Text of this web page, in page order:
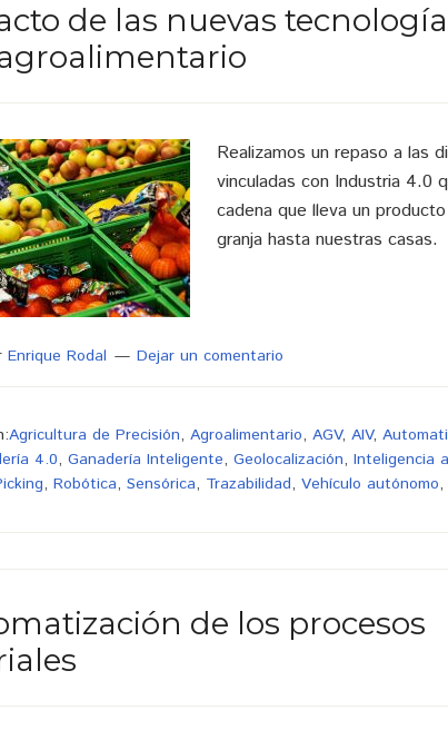
de las nuevas
Realizamos un repaso a las
vinculadas con Industria 4.0
cadena que lleva un
granja hasta nuestras casas.
Enrique Rodal Dejar un comentario
Agricultura de Precisión, Agroalimentario, AGV, AIV,
4.0, Ganadería Inteligente, Geolocalización, Inteligencia
, Robótica, Sensórica, Trazabilidad, Vehículo autónomo,
de los procesos